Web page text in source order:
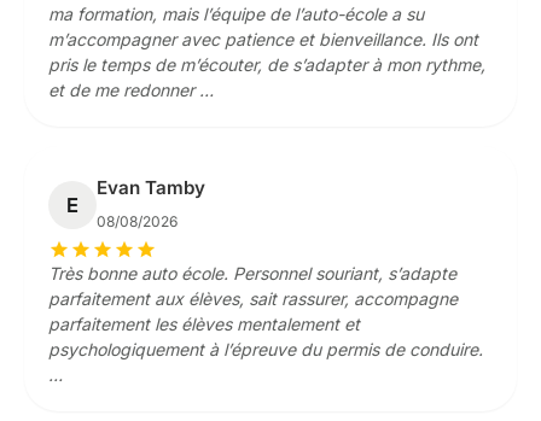
ma formation, mais l’équipe de l’auto-école a su
m’accompagner avec patience et bienveillance. Ils ont
pris le temps de m’écouter, de s’adapter à mon rythme,
et de me redonner …
E
Evan Tamby
08/08/2026
starstarstarstarstar
Très bonne auto école. Personnel souriant, s’adapte
parfaitement aux élèves, sait rassurer, accompagne
parfaitement les élèves mentalement et
psychologiquement à l’épreuve du permis de conduire.
…